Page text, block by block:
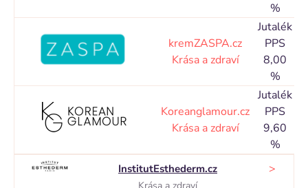
%
kremZASPA.cz
Krása a zdraví
Jutalék
PPS
8,00
%
Koreanglamour.cz
Krása a zdraví
Jutalék
PPS
9,60
%
InstitutEsthederm.cz >